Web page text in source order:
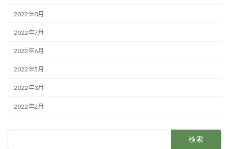
2022年8月
2022年7月
2022年6月
2022年5月
2022年3月
2022年2月